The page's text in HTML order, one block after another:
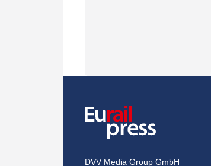
DVV Media Group GmbH